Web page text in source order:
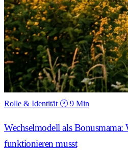
Rolle & Identität 🕐 9 Min
Wechselmodell als
funktionieren musst